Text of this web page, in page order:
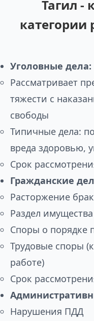
Тагил -
категории
Уголовные дела:
Рассматривает
тяжести с
свободы
Типичные дела:
вреда здоровью,
Срок
Гражданские
Расторжение
Раздел
Споры о порядке
Трудовые споры
работе)
Срок
Нарушения ПДД